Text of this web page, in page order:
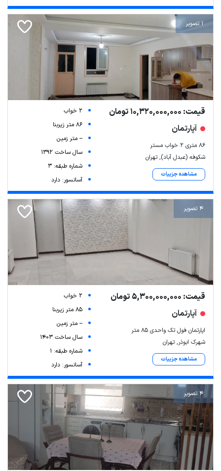
1 تصویر
قیمت: 10,320,000,000 تومان
آپارتمان
۸۶ متری ۲ خواب مستر
شکوفه (عبدل آباد), تهران
مشاهده جزییات
2 خواب
86 متر زیربنا
-- متر زمین
سال ساخت 1392
شماره طبقه: 3
آسانسور: دارد
4 تصویر
قیمت: 5,300,000,000 تومان
آپارتمان
اپارتمان فول تک واحدی ۸۵ متر
شهرک ابوذر, تهران
مشاهده جزییات
2 خواب
85 متر زیربنا
-- متر زمین
سال ساخت 1403
شماره طبقه: 1
آسانسور: دارد
4 تصویر